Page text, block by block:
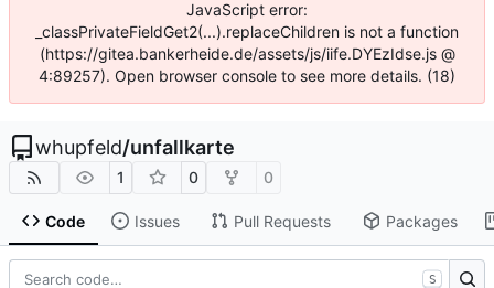
JavaScript error:
_classPrivateFieldGet2(...).replaceChildren is not a function
(https://gitea.bankerheide.de/assets/js/iife.DYEzIdse.js @
4:89257). Open browser console to see more details. (18)
whupfeld/unfallkarte
1 0 0
Code Issues Pull Requests Packages
S